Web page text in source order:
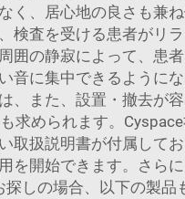
く、居心地の良さも兼ね
検査を受ける患者がリ
囲の静寂によって、患
音に集中できるように
、また、設置・撤去が
求められます。
取扱説明書が付属して
を開始できます。さら
探しの場合、以下の製品